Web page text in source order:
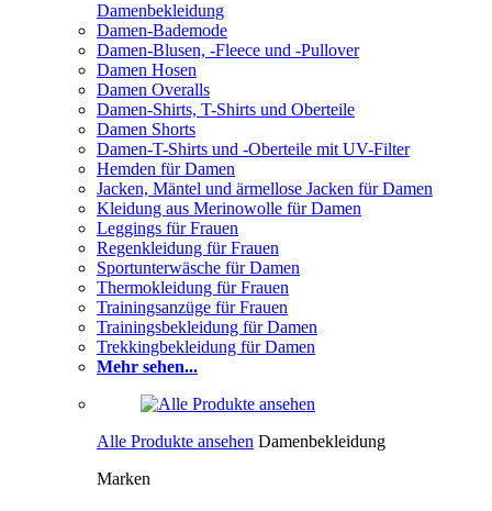
Damenbekleidung
Damen-Bademode
Damen-Blusen, -Fleece und -Pullover
Damen Hosen
Damen Overalls
Damen-Shirts, T-Shirts und Oberteile
Damen Shorts
Damen-T-Shirts und -Oberteile mit UV-Filter
Hemden für Damen
Jacken, Mäntel und ärmellose Jacken für Damen
Kleidung aus Merinowolle für Damen
Leggings für Frauen
Regenkleidung für Frauen
Sportunterwäsche für Damen
Thermokleidung für Frauen
Trainingsanzüge für Frauen
Trainingsbekleidung für Damen
Trekkingbekleidung für Damen
Mehr sehen...
Alle Produkte ansehen Damenbekleidung
Marken